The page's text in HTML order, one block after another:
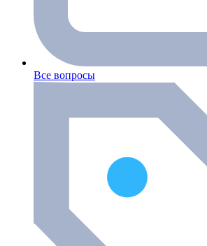
Все вопросы